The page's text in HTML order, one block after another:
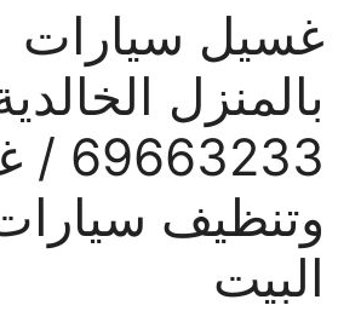
غسيل سيارات
بالمنزل
وتنظيف
البيت